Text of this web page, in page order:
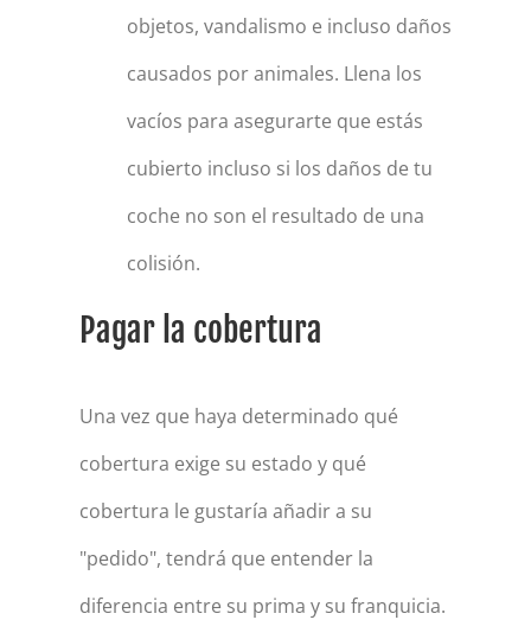
objetos, vandalismo e incluso daños
causados por animales. Llena los
vacíos para asegurarte que estás
cubierto incluso si los daños de tu
coche no son el resultado de una
colisión.
Pagar la cobertura
Una vez que haya determinado qué
cobertura exige su estado y qué
cobertura le gustaría añadir a su
"pedido", tendrá que entender la
diferencia entre su prima y su franquicia.